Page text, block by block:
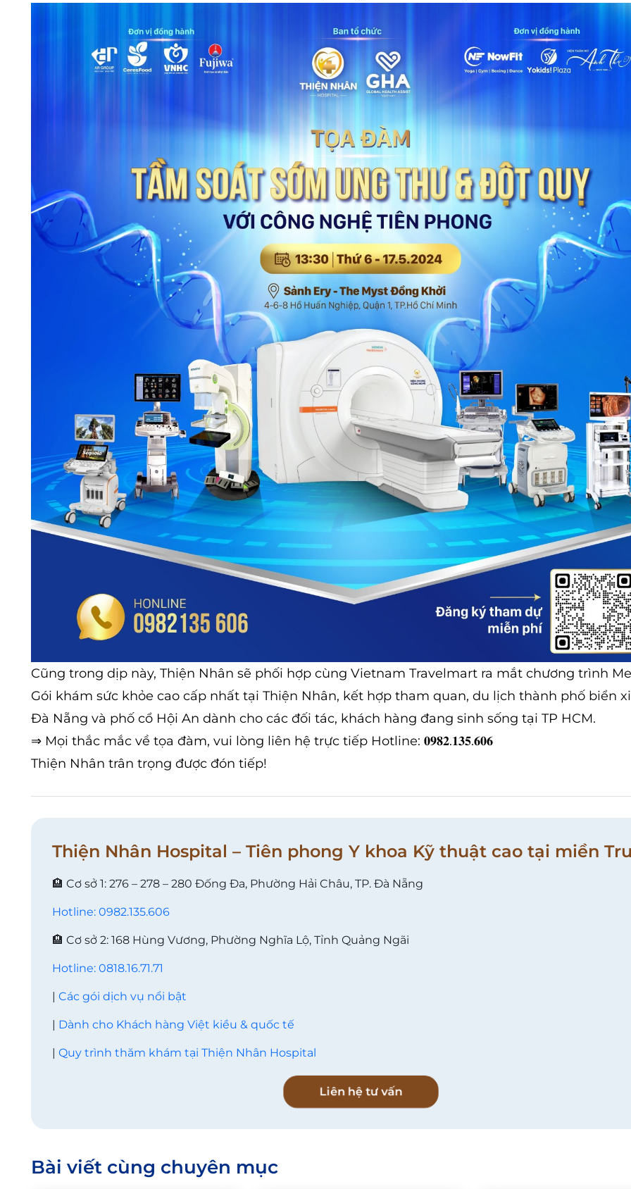
Cũng trong dịp này, Thiện Nhân sẽ phối hợp cùng Vietnam Travelmart ra mắt chương trình
Gói khám sức khỏe cao cấp nhất tại Thiện Nhân, kết hợp tham quan, du lịch thành phố biển
Đà Nẵng và phố cổ Hội An dành cho các đối tác, khách hàng đang sinh sống tại TP HCM.
⇒ Mọi thắc mắc về tọa đàm, vui lòng liên hệ trực tiếp Hotline: 𝟎𝟗𝟖𝟐.𝟏𝟑𝟓.𝟔𝟎𝟔
Thiện Nhân trân trọng được đón tiếp!
Thiện Nhân Hospital – Tiên phong Y khoa Kỹ thuật cao tại miền
🏨 Cơ sở 1: 276 – 278 – 280 Đống Đa, Phường Hải Châu, TP. Đà Nẵng
Hotline: 0982.135.606
🏨 Cơ sở 2: 168 Hùng Vương, Phường Nghĩa Lộ, Tỉnh Quảng Ngãi
Hotline: 0818.16.71.71
| Các gói dịch vụ nổi bật
| Dành cho Khách hàng Việt kiều & quốc tế
| Quy trình thăm khám tại Thiện Nhân Hospital
Liên hệ tư vấn
Bài viết cùng chuyên mục